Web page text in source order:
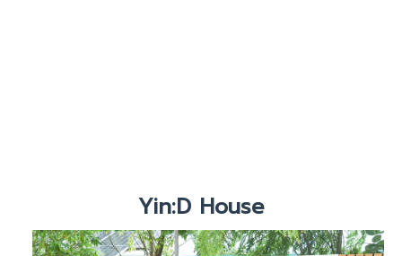
Yin:D House